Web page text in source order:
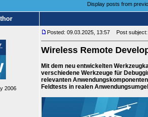
Display posts from
2006
Posted: 09.03.2025, 13:57 Post subject:
Wireless Remote
Mit dem neu entwickelten
verschiedene Werkzeuge für
relevanten
Feldtests in realen